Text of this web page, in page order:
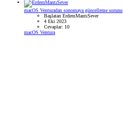
macOS Venturadan sonomaya güncelleme sorunu
Başlatan ErdemMantıSever
4 Eki 2023
Cevaplar: 10
macOS Ventura